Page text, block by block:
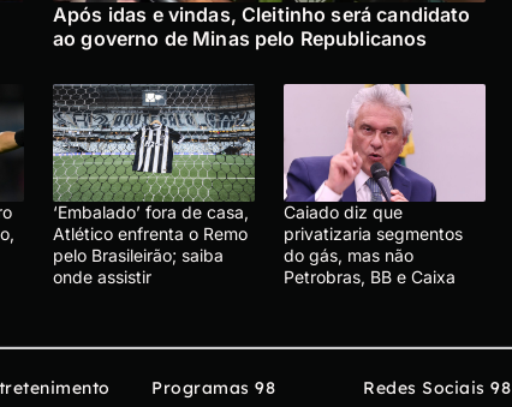
Após idas e vindas, Cleitinho será candidato
ao governo de Minas pelo Republicanos
‘Embalado’ fora de casa,
Atlético enfrenta o Remo
pelo Brasileirão; saiba
onde assistir
Caiado diz que
privatizaria segmentos
do gás, mas não
Petrobras, BB e Caixa
Programas 98
Redes Sociais 98